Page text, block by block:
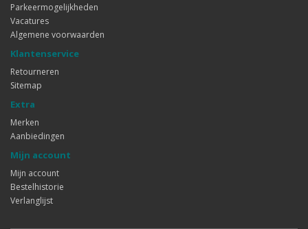
Parkeermogelijkheden
Vacatures
Algemene voorwaarden
Klantenservice
Retourneren
Sitemap
Extra
Merken
Aanbiedingen
Mijn account
Mijn account
Bestelhistorie
Verlanglijst